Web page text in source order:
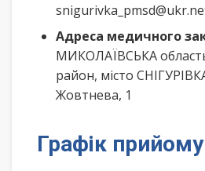
Адреса медичного
МИКОЛАЇВСЬКА
район, місто
Жовтнева, 1
Графік прийому